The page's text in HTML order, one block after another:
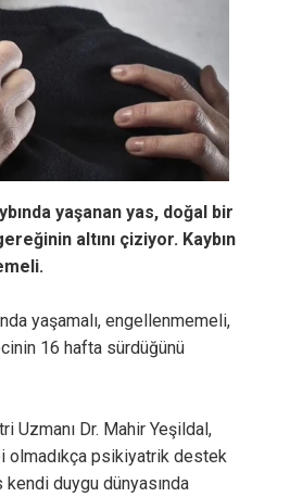
yaşanan yas, doğal bir
altını çiziyor. Kaybın
yaşamalı, engellenmemeli,
16 hafta sürdüğünü
Uzmanı Dr. Mahir Yeşildal,
olmadıkça psikiyatrik destek
duygu dünyasında